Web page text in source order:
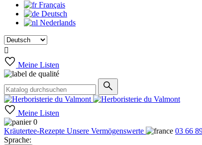
Français
Deutsch
Nederlands

Meine Listen
Meine Listen
0
Kräutertee-Rezepte Unsere Vermögenswerte 03 66
Sprache: